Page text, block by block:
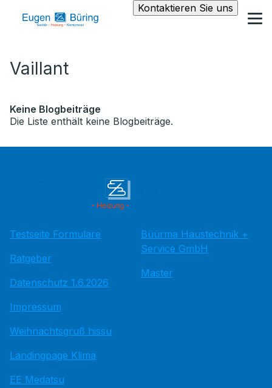
Kontaktieren Sie uns
Vaillant
Keine Blogbeiträge
Die Liste enthält keine Blogbeiträge.
Testseite Formulare
Ratgeber
Datenschutz 1.6.2026
Impressum
Weihnachtsgruß hissu
Landingpage Klima
EE Medatsu
Büürma Haustechnik +
Service GmbH
Master